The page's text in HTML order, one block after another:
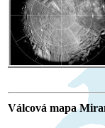
Válcová mapa